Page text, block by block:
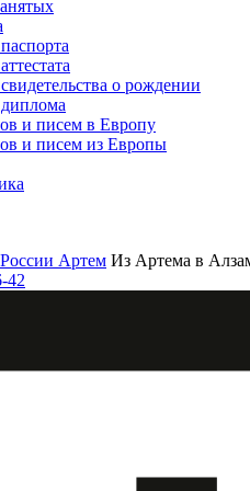
о рождении
и писем в Европу
и писем из Европы
Артем Из Артема в
42